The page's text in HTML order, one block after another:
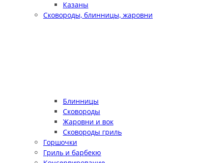
Казаны
Сковороды, блинницы, жаровни
Блинницы
Сковороды
Жаровни и вок
Сковороды гриль
Горшочки
Гриль и барбекю